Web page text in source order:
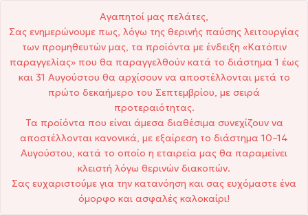
Αγαπητοί μας πελάτες,
Σας ενημερώνουμε πως, λόγω της θερινής παύσης λειτουργίας
των προμηθευτών μας, τα προϊόντα με ένδειξη «Κατόπιν
παραγγελίας» που θα παραγγελθούν κατά το διάστημα 1 έως
και 31 Αυγούστου θα αρχίσουν να αποστέλλονται μετά το
πρώτο δεκαήμερο του Σεπτεμβρίου, με σειρά
προτεραιότητας.
Τα προϊόντα που είναι άμεσα διαθέσιμα συνεχίζουν να
αποστέλλονται κανονικά, με εξαίρεση το διάστημα 10–14
Αυγούστου, κατά το οποίο η εταιρεία μας θα παραμείνει
κλειστή λόγω θερινών διακοπών.
Σας ευχαριστούμε για την κατανόηση και σας ευχόμαστε ένα
όμορφο και ασφαλές καλοκαίρι!